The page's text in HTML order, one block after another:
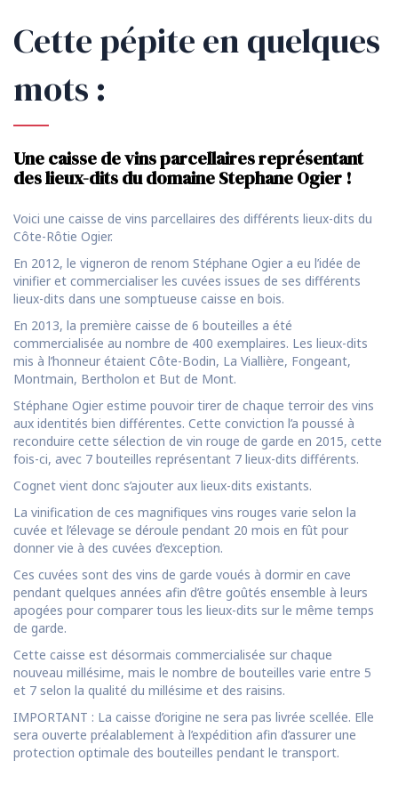
Cette pépite en quelques
mots :
Une caisse de vins parcellaires représentant
des lieux-dits du domaine Stephane Ogier !
Voici une caisse de vins parcellaires des différents lieux-dits du
Côte-Rôtie Ogier.
En 2012, le vigneron de renom Stéphane Ogier a eu l’idée de
vinifier et commercialiser les cuvées issues de ses différents
lieux-dits dans une somptueuse caisse en bois.
En 2013, la première caisse de 6 bouteilles a été
commercialisée au nombre de 400 exemplaires. Les lieux-dits
mis à l’honneur étaient Côte-Bodin, La Viallière, Fongeant,
Montmain, Bertholon et But de Mont.
Stéphane Ogier estime pouvoir tirer de chaque terroir des vins
aux identités bien différentes. Cette conviction l’a poussé à
reconduire cette sélection de vin rouge de garde en 2015, cette
fois-ci, avec 7 bouteilles représentant 7 lieux-dits différents.
Cognet vient donc s’ajouter aux lieux-dits existants.
La vinification de ces magnifiques vins rouges varie selon la
cuvée et l’élevage se déroule pendant 20 mois en fût pour
donner vie à des cuvées d’exception.
Ces cuvées sont des vins de garde voués à dormir en cave
pendant quelques années afin d’être goûtés ensemble à leurs
apogées pour comparer tous les lieux-dits sur le même temps
de garde.
Cette caisse est désormais commercialisée sur chaque
nouveau millésime, mais le nombre de bouteilles varie entre 5
et 7 selon la qualité du millésime et des raisins.
IMPORTANT : La caisse d’origine ne sera pas livrée scellée. Elle
sera ouverte préalablement à l’expédition afin d’assurer une
protection optimale des bouteilles pendant le transport.